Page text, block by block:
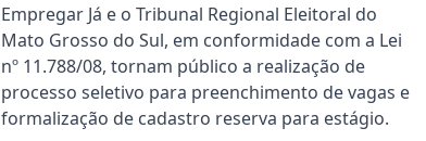
Empregar Já e o Tribunal Regional Eleitoral do
Mato Grosso do Sul, em conformidade com a Lei
nº 11.788/08, tornam público a realização de
processo seletivo para preenchimento de vagas e
formalização de cadastro reserva para estágio.